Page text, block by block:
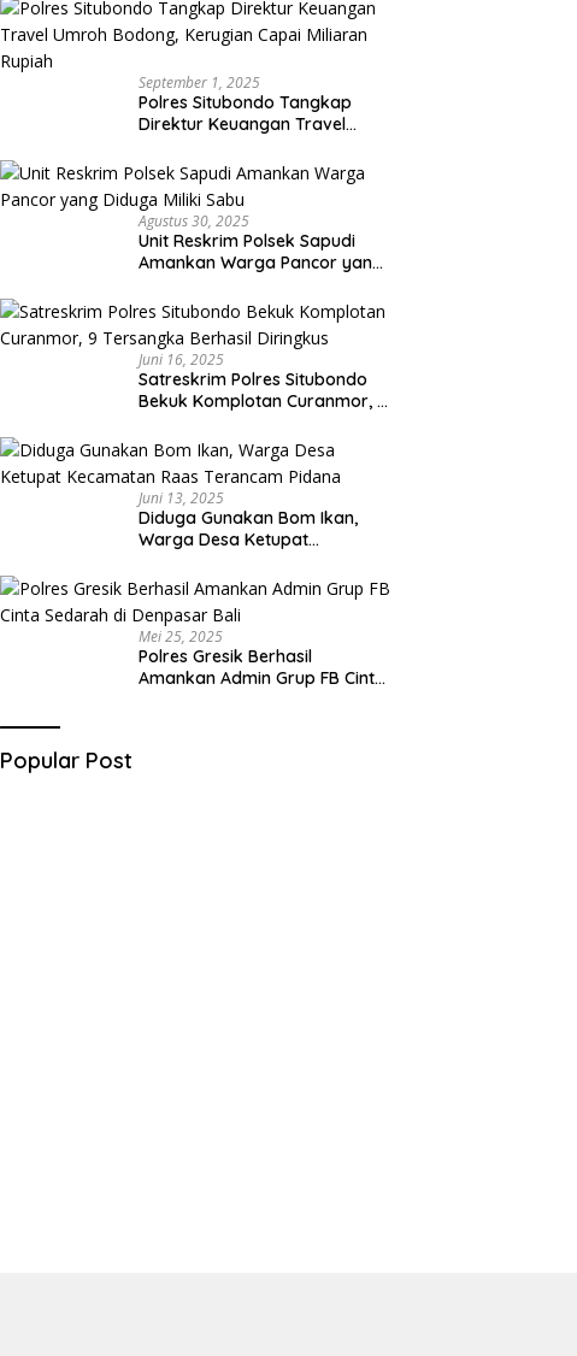
September 1, 2025
Polres Situbondo Tangkap
Direktur Keuangan Travel
Capai Miliaran Rupiah
Agustus 30, 2025
Unit Reskrim Polsek Sapudi
Amankan Warga Pancor yang
Juni 16, 2025
Satreskrim Polres Situbondo
Bekuk Komplotan Curanmor, 9
Juni 13, 2025
Diduga Gunakan Bom Ikan,
Warga Desa Ketupat
Pidana
Mei 25, 2025
Polres Gresik Berhasil
Amankan Admin Grup FB Cinta
Popular Post